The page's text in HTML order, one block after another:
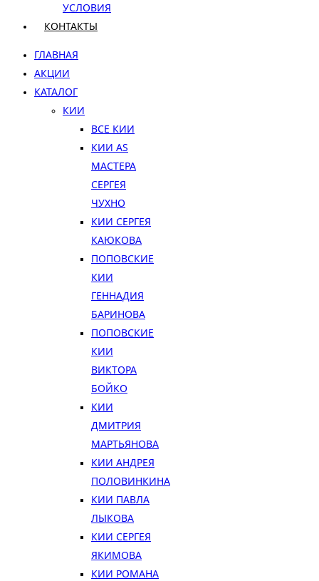
УСЛОВИЯ
КОНТАКТЫ
ГЛАВНАЯ
АКЦИИ
КАТАЛОГ
КИИ
ВСЕ КИИ
КИИ AS
МАСТЕРА
СЕРГЕЯ
ЧУХНО
КИИ СЕРГЕЯ
КАЮКОВА
ПОПОВСКИЕ
КИИ
ГЕННАДИЯ
БАРИНОВА
ПОПОВСКИЕ
КИИ
ВИКТОРА
БОЙКО
КИИ
ДМИТРИЯ
МАРТЬЯНОВА
КИИ АНДРЕЯ
ПОЛОВИНКИНА
КИИ ПАВЛА
ЛЫКОВА
КИИ СЕРГЕЯ
ЯКИМОВА
КИИ РОМАНА